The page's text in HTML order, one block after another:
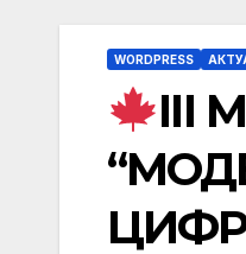
WORDPRESS